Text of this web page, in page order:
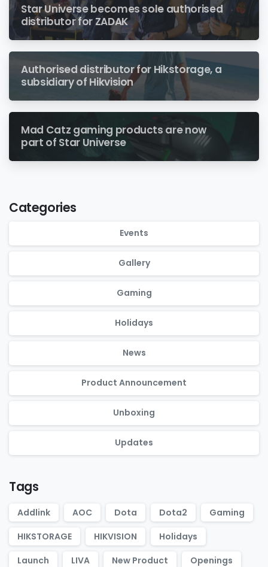
Star Universe becomes sole authorised
distributor for ZADAK
Authorised distributor for Hikstorage, a
subsidiary of Hikvision
Mad Catz gaming products are now
part of Star Universe
Categories
Events
Gallery
Gaming
Holidays
News
Product Announcement
Unboxing
Updates
Tags
Addlink AOC Dota Dota2
Gaming
HIKSTORAGE
HIKVISION
Holidays
Launch
LIVA New Product
Openings